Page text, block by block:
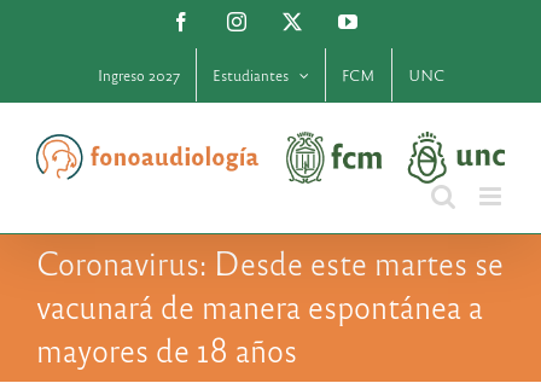
FacebookInstagram YouTube
Ingreso 2027 Estudiantes FCM UNC
Coronavirus: Desde este martes se
vacunará de manera espontánea a
mayores de 18 años